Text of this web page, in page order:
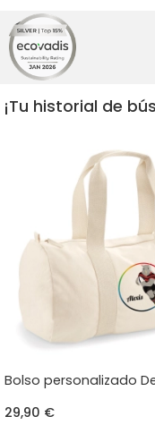
¡Tu historial de
Bolso personalizado
29,90 €